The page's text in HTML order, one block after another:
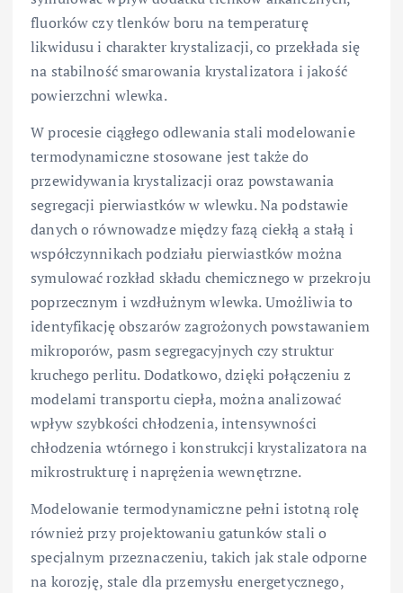
fluorków czy tlenków boru na temperaturę
likwidusu i charakter krystalizacji, co przekłada się
na stabilność smarowania krystalizatora i jakość
powierzchni wlewka.
W procesie ciągłego odlewania stali modelowanie
termodynamiczne stosowane jest także do
przewidywania krystalizacji oraz powstawania
segregacji pierwiastków w wlewku. Na podstawie
danych o równowadze między fazą ciekłą a stałą i
współczynnikach podziału pierwiastków można
symulować rozkład składu chemicznego w przekroju
poprzecznym i wzdłużnym wlewka. Umożliwia to
identyfikację obszarów zagrożonych powstawaniem
mikroporów, pasm segregacyjnych czy struktur
kruchego perlitu. Dodatkowo, dzięki połączeniu z
modelami transportu ciepła, można analizować
wpływ szybkości chłodzenia, intensywności
chłodzenia wtórnego i konstrukcji krystalizatora na
mikrostrukturę i naprężenia wewnętrzne.
Modelowanie termodynamiczne pełni istotną rolę
również przy projektowaniu gatunków stali o
specjalnym przeznaczeniu, takich jak stale odporne
na korozję, stale dla przemysłu energetycznego,